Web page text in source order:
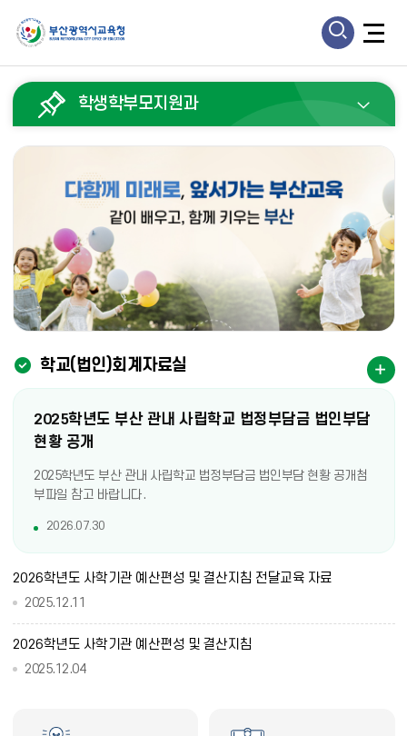
모
바
뉴
열
기
모
바
검
열
기
학생학부모지원과
학교(법인)회계자료실
2025학년도 부산 관내 사립학교 법정부담금 법인부담
현황 공개
2025학년도 부산 관내 사립학교 법정부담금 법인부담 현황 공개첨
부파일 참고 바랍니다.
2026.07.30
2026학년도 사학기관 예산편성 및 결산지침 전달교육 자료
2025.12.11
2026학년도 사학기관 예산편성 및 결산지침
2025.12.04
더